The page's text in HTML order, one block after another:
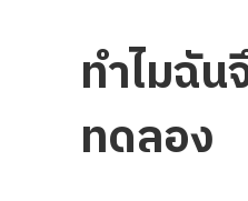
ทำไมฉั
ทดลอง